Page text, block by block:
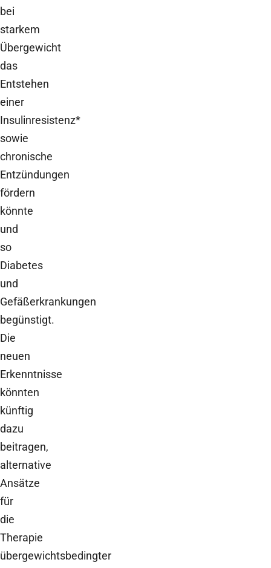
bei
starkem
Übergewicht
das
Entstehen
einer
Insulinresistenz*
sowie
chronische
Entzündungen
fördern
könnte
und
so
Diabetes
und
Gefäßerkrankungen
begünstigt.
Die
neuen
Erkenntnisse
könnten
künftig
dazu
beitragen,
alternative
Ansätze
für
die
Therapie
übergewichtsbedingter